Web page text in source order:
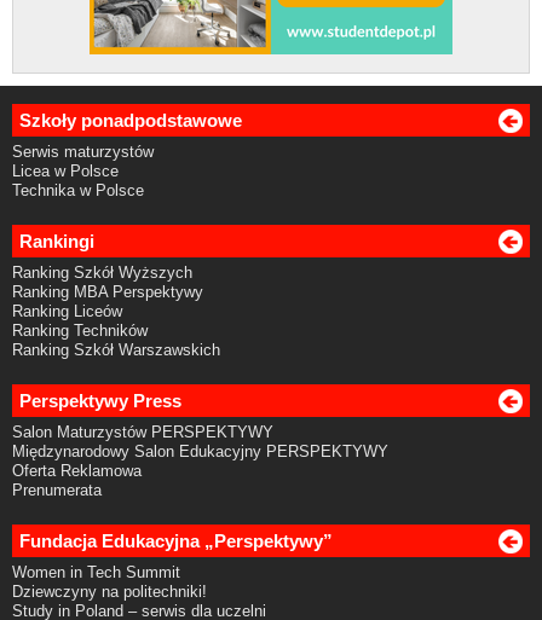
Szkoły ponadpodstawowe
Serwis maturzystów
Licea w Polsce
Technika w Polsce
Rankingi
Ranking Szkół Wyższych
Ranking MBA Perspektywy
Ranking Liceów
Ranking Techników
Ranking Szkół Warszawskich
Perspektywy Press
Salon Maturzystów PERSPEKTYWY
Międzynarodowy Salon Edukacyjny PERSPEKTYWY
Oferta Reklamowa
Prenumerata
Fundacja Edukacyjna „Perspektywy”
Women in Tech Summit
Dziewczyny na politechniki!
Study in Poland – serwis dla uczelni